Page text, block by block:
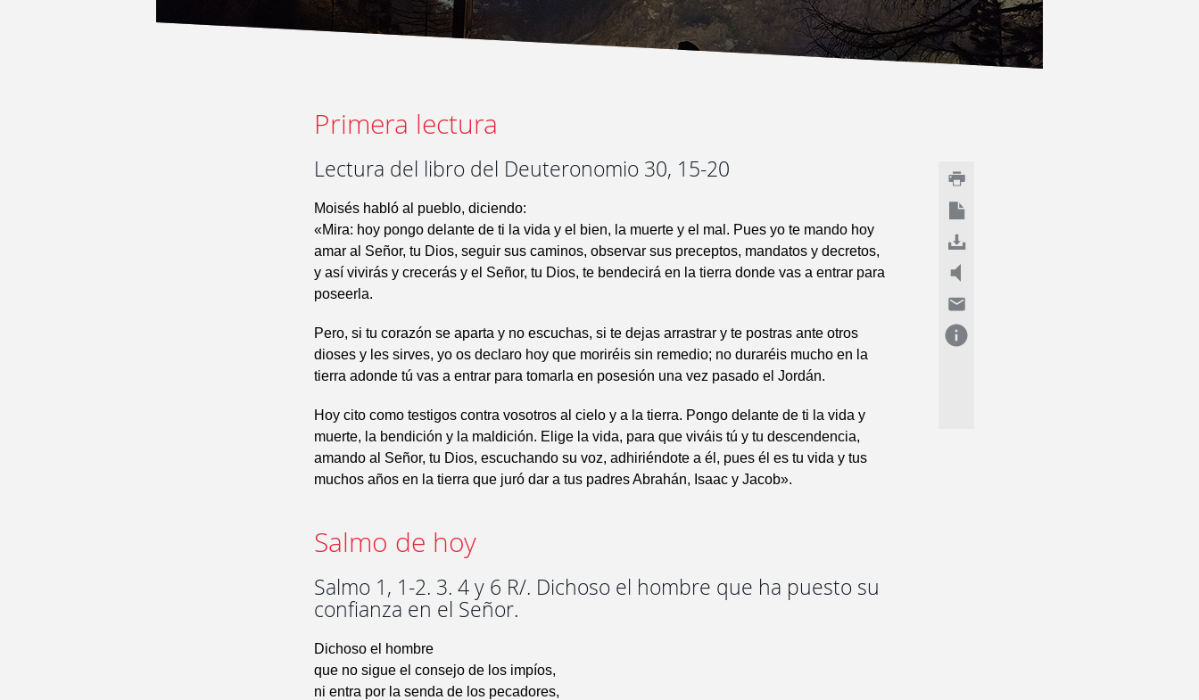
Primera lectura
Lectura del libro del Deuteronomio 30, 15-20
Moisés habló al pueblo, diciendo:
«Mira: hoy pongo delante de ti la vida y el bien, la muerte y el mal. Pues yo te mando hoy
amar al Señor, tu Dios, seguir sus caminos, observar sus preceptos, mandatos y decretos,
y así vivirás y crecerás y el Señor, tu Dios, te bendecirá en la tierra donde vas a entrar para
poseerla.
Pero, si tu corazón se aparta y no escuchas, si te dejas arrastrar y te postras ante otros
dioses y les sirves, yo os declaro hoy que moriréis sin remedio; no duraréis mucho en la
tierra adonde tú vas a entrar para tomarla en posesión una vez pasado el Jordán.
Hoy cito como testigos contra vosotros al cielo y a la tierra. Pongo delante de ti la vida y
muerte, la bendición y la maldición. Elige la vida, para que viváis tú y tu descendencia,
amando al Señor, tu Dios, escuchando su voz, adhiriéndote a él, pues él es tu vida y tus
muchos años en la tierra que juró dar a tus padres Abrahán, Isaac y Jacob».
Salmo de hoy
Salmo 1, 1-2. 3. 4 y 6 R/. Dichoso el hombre que ha puesto su
confianza en el Señor.
Dichoso el hombre
que no sigue el consejo de los impíos,
ni entra por la senda de los pecadores,